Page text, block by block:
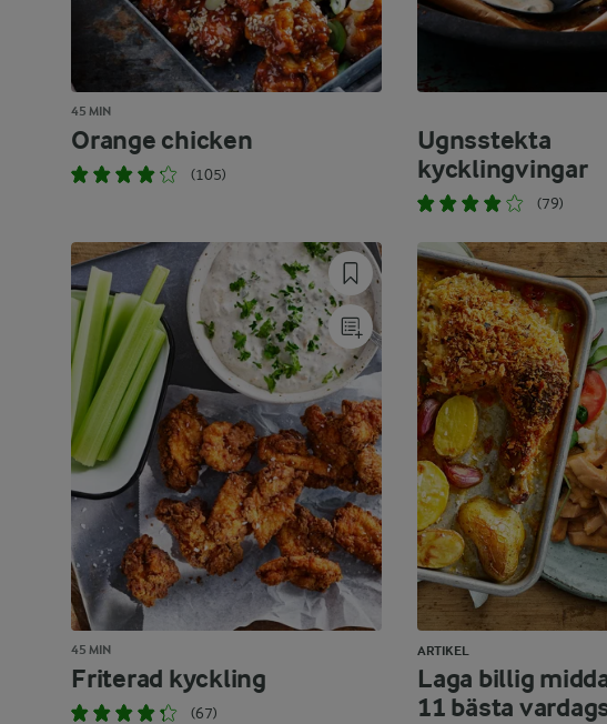
45 MIN
Orange chicken
(105)
Ugnsstekta
kycklingvingar
(79)
45 MIN
Friterad kyckling
(67)
ARTIKEL
Laga billig
11 bästa